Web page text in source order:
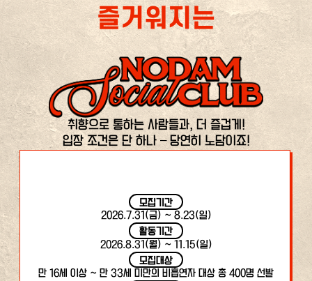
즐거워지는
취향으로 통하는 사람들과, 더 즐겁게!
입장 조건은 단 하나 – 당연히 노담이죠!
모집기간
2026.7.31(금) ~ 8.23(일)
활동기간
2026.8.31(월) ~ 11.15(일)
모집대상
만 16세 이상 ~ 만 33세 미만의 비흡연자 대상 총 400명 선발